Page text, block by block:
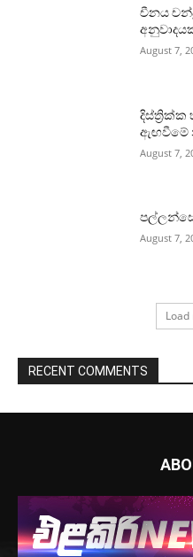
චීනය
August 7,
ඇඟවීමේ
August 7,
August 7,
RECENT COMMENTS